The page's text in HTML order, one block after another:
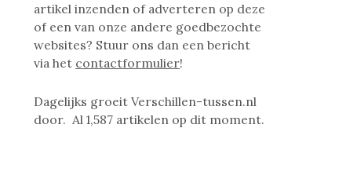
artikel inzenden of adverteren op deze
of een van onze andere goedbezochte
websites? Stuur ons dan een bericht
via het contactformulier!
Dagelijks groeit Verschillen-tussen.nl
door. Al1,587 artikelen op dit moment.